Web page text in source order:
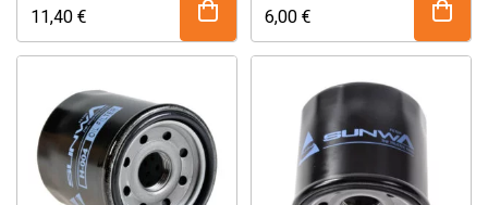
valikoiman öljyn- ja
ilmansuodattimia
skoottereihin, mönkijöihin
ja veneisiin. Ne tarjoavat
…
11,40€
valikoiman öljyn- ja
ilmansuodattimia
skoottereihin, mönkijöihin
ja veneisiin. Ne tarjoavat
6,00€